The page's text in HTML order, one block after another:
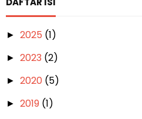
► 2025 (1)
► 2023 (2)
► 2020 (5)
► 2019 (1)